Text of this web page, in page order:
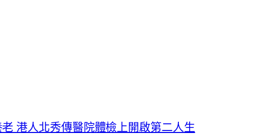
港人北秀傳醫院體檢上開啟第二人生